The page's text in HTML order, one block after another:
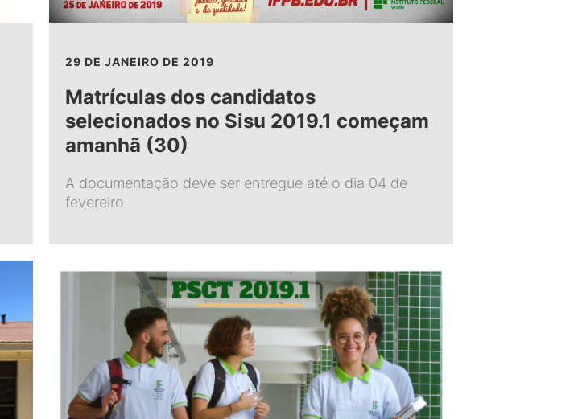
29 DE JANEIRO DE 2019
Matrículas dos candidatos
selecionados no Sisu 2019.1 começam
amanhã (30)
A documentação deve ser entregue até o dia 04 de
fevereiro